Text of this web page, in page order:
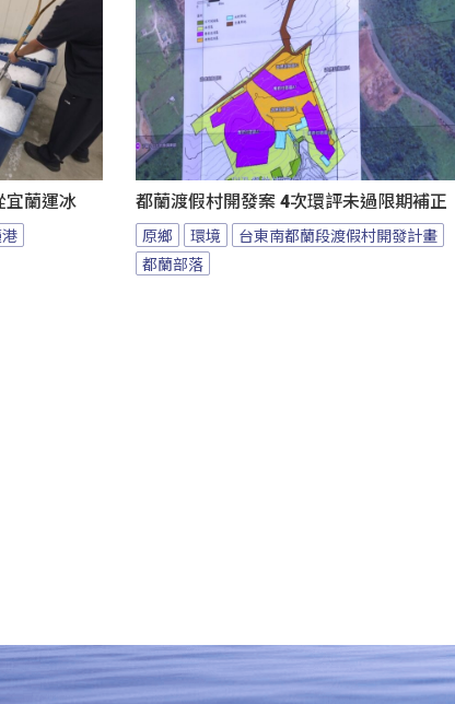
宜蘭運冰 都蘭渡假村開發案 4次環評未過限期補正
原鄉 環境
台東南都蘭段渡假村開發計畫
都蘭部落